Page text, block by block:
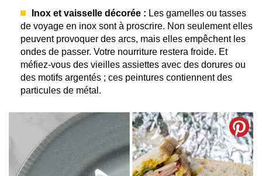
Inox et vaisselle décorée : Les gamelles ou tasses
de voyage en inox sont à proscrire. Non seulement elles
peuvent provoquer des arcs, mais elles empêchent les
ondes de passer. Votre nourriture restera froide. Et
méfiez-vous des vieilles assiettes avec des dorures ou
des motifs argentés ; ces peintures contiennent des
particules de métal.